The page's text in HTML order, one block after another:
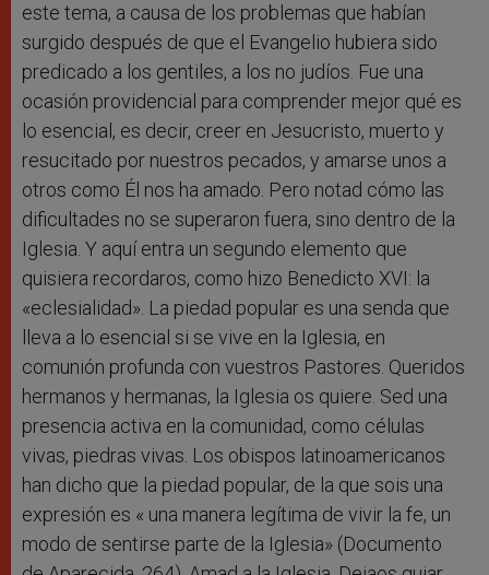
este tema, a causa de los problemas que habían
surgido después de que el Evangelio hubiera sido
predicado a los gentiles, a los no judíos. Fue una
ocasión providencial para comprender mejor qué es
lo esencial, es decir, creer en Jesucristo, muerto y
resucitado por nuestros pecados, y amarse unos a
otros como Él nos ha amado. Pero notad cómo las
dificultades no se superaron fuera, sino dentro de la
Iglesia. Y aquí entra un segundo elemento que
quisiera recordaros, como hizo Benedicto XVI: la
«eclesialidad». La piedad popular es una senda que
lleva a lo esencial si se vive en la Iglesia, en
comunión profunda con vuestros Pastores. Queridos
hermanos y hermanas, la Iglesia os quiere. Sed una
presencia activa en la comunidad, como células
vivas, piedras vivas. Los obispos latinoamericanos
han dicho que la piedad popular, de la que sois una
expresión es « una manera legítima de vivir la fe, un
modo de sentirse parte de la Iglesia» (Documento